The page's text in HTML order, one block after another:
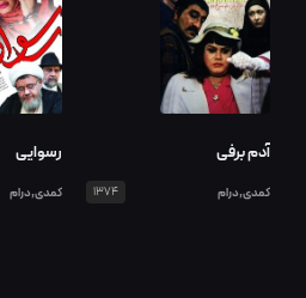
آدم برفی
کمدی,درام 1374
رسوایی
کمدی,درام